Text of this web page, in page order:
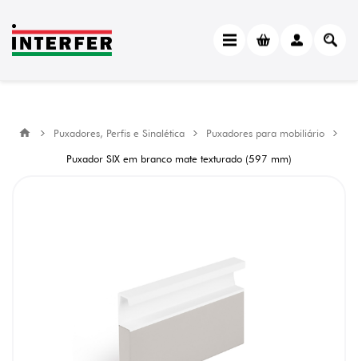
Puxadores, Perfis e Sinalética
Puxadores para mobiliário
Puxador SIX em branco mate texturado (597 mm)